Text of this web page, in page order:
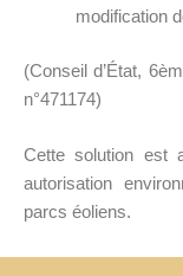
modification
(Conseil d’État,
n°471174)
Cette solution est
autorisation
parcs éoliens.